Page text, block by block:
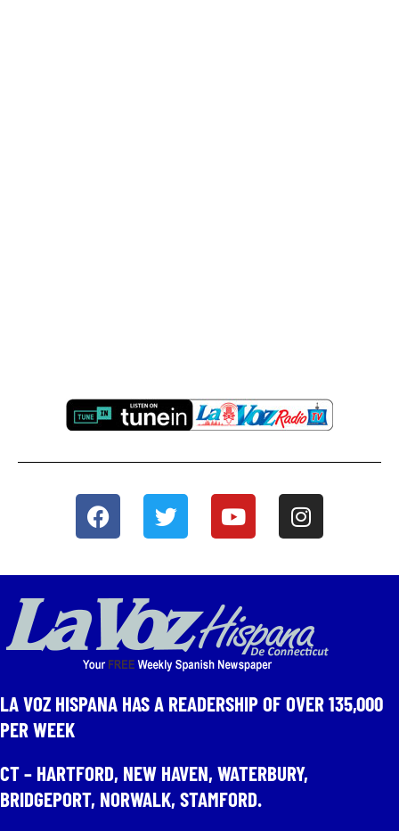
LA VOZ HISPANA HAS A READERSHIP OF OVER 135,000
PER WEEK​
CT – HARTFORD, NEW HAVEN, WATERBURY,
BRIDGEPORT, NORWALK, STAMFORD.